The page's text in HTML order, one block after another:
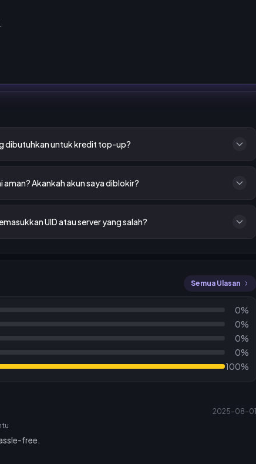
dibutuhkan untuk kredit top-up?
Akankah akun saya diblokir?
UID atau server yang salah?
Semua Ulasan
0%
0%
0%
0%
100%
2025-08-01
free.